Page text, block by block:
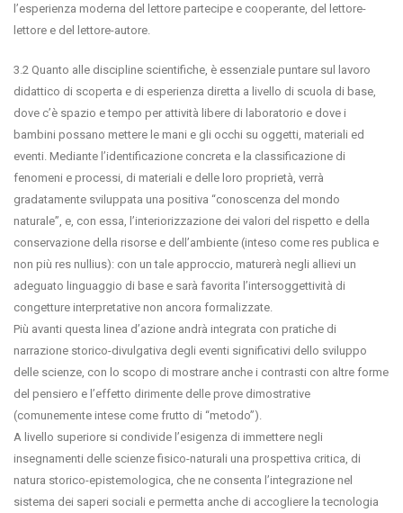
l’esperienza moderna del lettore partecipe e cooperante, del lettore-
lettore e del lettore-autore.
3.2 Quanto alle discipline scientifiche, è essenziale puntare sul lavoro
didattico di scoperta e di esperienza diretta a livello di scuola di base,
dove c’è spazio e tempo per attività libere di laboratorio e dove i
bambini possano mettere le mani e gli occhi su oggetti, materiali ed
eventi. Mediante l’identificazione concreta e la classificazione di
fenomeni e processi, di materiali e delle loro proprietà, verrà
gradatamente sviluppata una positiva “conoscenza del mondo
naturale”, e, con essa, l’interiorizzazione dei valori del rispetto e della
conservazione della risorse e dell’ambiente (inteso come res publica e
non più res nullius): con un tale approccio, maturerà negli allievi un
adeguato linguaggio di base e sarà favorita l’intersoggettività di
congetture interpretative non ancora formalizzate.
Più avanti questa linea d’azione andrà integrata con pratiche di
narrazione storico-divulgativa degli eventi significativi dello sviluppo
delle scienze, con lo scopo di mostrare anche i contrasti con altre forme
del pensiero e l’effetto dirimente delle prove dimostrative
(comunemente intese come frutto di “metodo”).
A livello superiore si condivide l’esigenza di immettere negli
insegnamenti delle scienze fisico-naturali una prospettiva critica, di
natura storico-epistemologica, che ne consenta l’integrazione nel
sistema dei saperi sociali e permetta anche di accogliere la tecnologia